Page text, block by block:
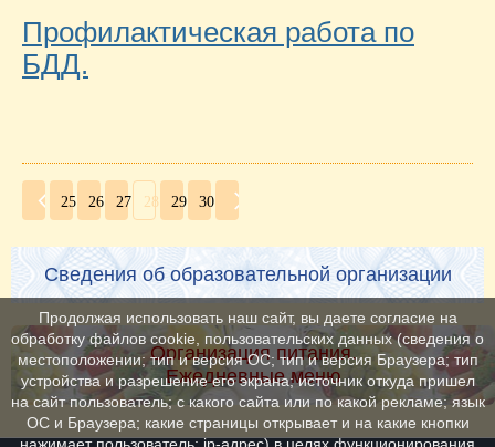
Профилактическая работа по
БДД.
25 26 27 28 29 30
Сведения об образовательной организации
Организация питания.
Ежедневные меню
Продолжая использовать наш сайт, вы даете согласие на
обработку файлов cookie, пользовательских данных (сведения о
местоположении; тип и версия ОС; тип и версия Браузера; тип
устройства и разрешение его экрана; источник откуда пришел
на сайт пользователь; с какого сайта или по какой рекламе; язык
ОС и Браузера; какие страницы открывает и на какие кнопки